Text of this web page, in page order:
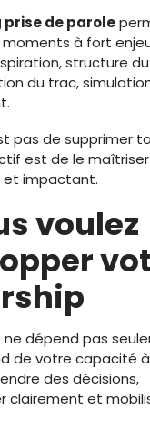
prise de parole
à fort
structure
du trac,
pas de supprimer
est de le
et impactant.
voulez
ne dépend pas
de votre capacité
des décisions,
clairement et